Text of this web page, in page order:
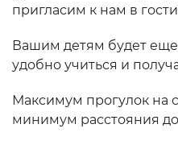
пригласим к нам в
Вашим детям будет
удобно учиться и
Максимум прогулок на
минимум расстояния